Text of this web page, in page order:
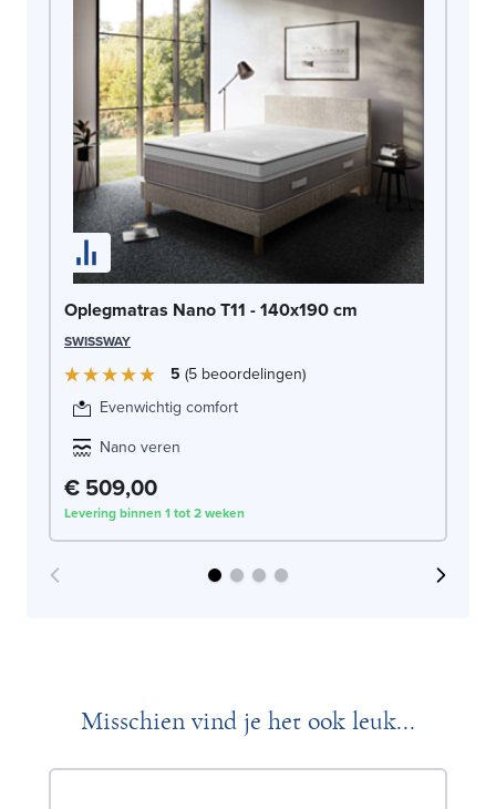
Oplegmatras Nano T11 - 140x190 cm
SWISSWAY
5 5 beoordelingen
Evenwichtig comfort
Nano veren
€ 509,00
Levering binnen 1 tot 2 weken
Misschien vind je het ook leuk...